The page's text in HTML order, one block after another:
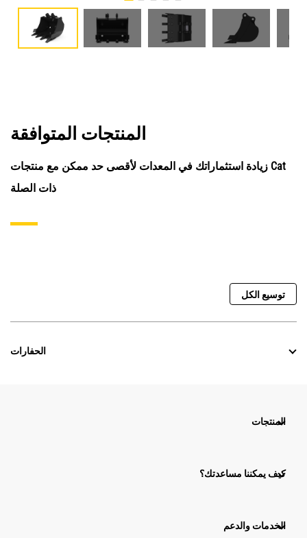
المنتجات المتوافقة
زيادة استثماراتك في المعدات لأقصى حد ممكن مع منتجات Cat
ذات الصلة
توسيع الكل
الحفارات
المنتجات
كيف يمكننا مساعدتك؟
الخدمات والدعم